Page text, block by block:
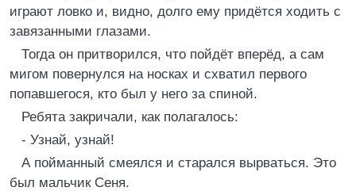
играют ловко и, видно, долго ему придётся ходить с
завязанными глазами.
Тогда он притворился, что пойдёт вперёд, а сам
мигом повернулся на носках и схватил первого
попавшегося, кто был у него за спиной.
Ребята закричали, как полагалось:
- Узнай, узнай!
А пойманный смеялся и старался вырваться. Это
был мальчик Сеня.